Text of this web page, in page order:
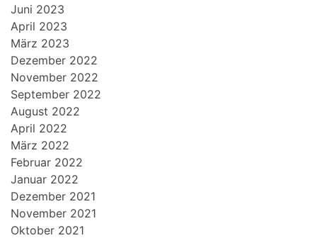
Juni 2023
April 2023
März 2023
Dezember 2022
November 2022
September 2022
August 2022
April 2022
März 2022
Februar 2022
Januar 2022
Dezember 2021
November 2021
Oktober 2021